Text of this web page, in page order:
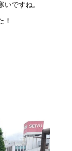
ですね。
！